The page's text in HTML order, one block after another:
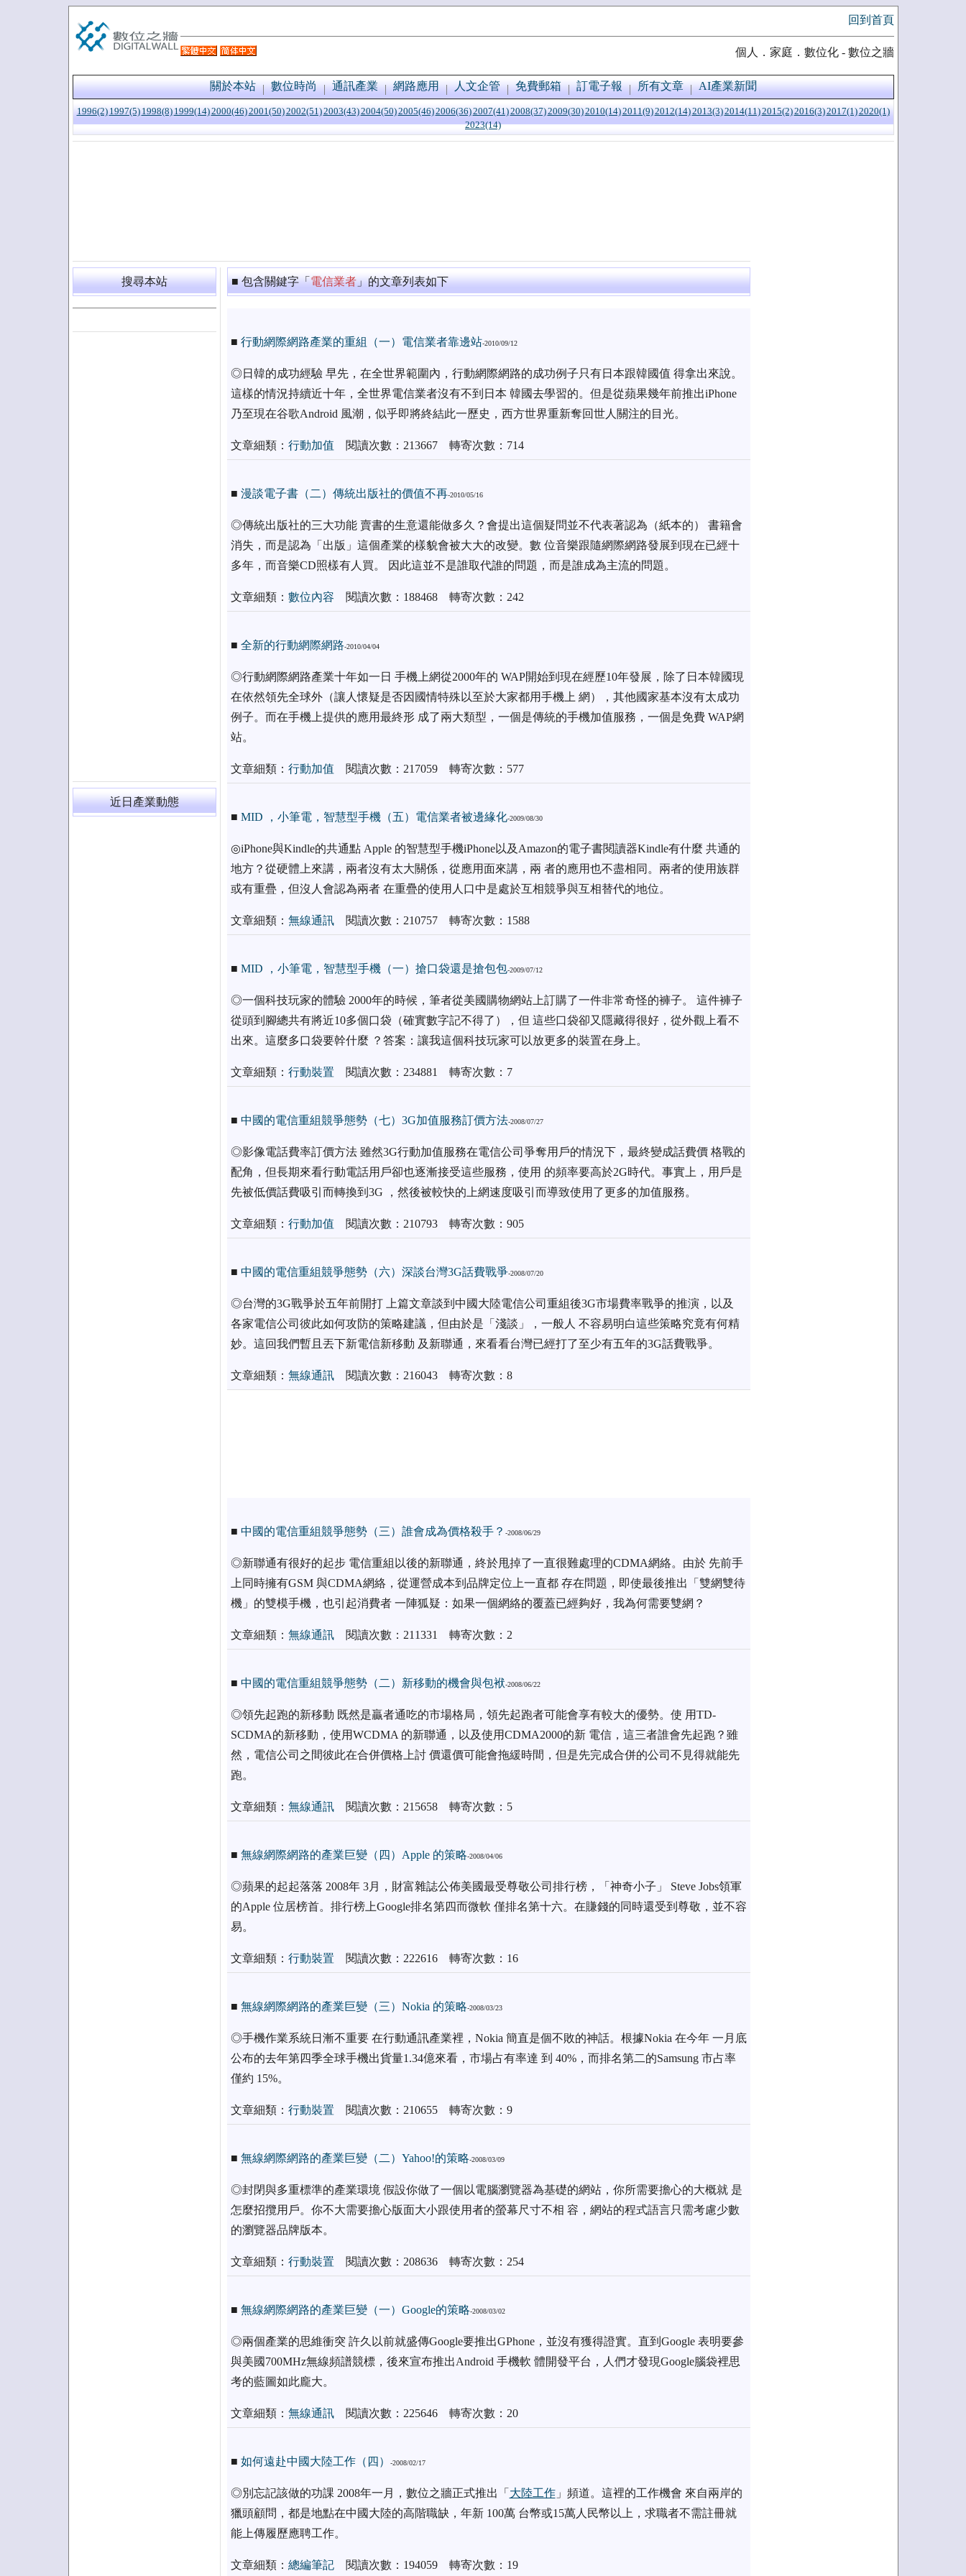
回到首頁
個人．家庭．數位化 - 數位之牆
關於本站 數位時尚 通訊產業 網路應用 人文企管 免費郵箱 訂電子報 所有文章 AI產業新聞
1996(2) 1997(5) 1998(8) 1999(14)2000(46)2001(50)2002(51)2003(43)2004(50)2005(46)2006(36)2007(41)2008(37)2009(30)2010(14)2011(9)2012(14)2013(3)2014(11)2015(2)2016(3)2017(1)2020(1)
2023(14)
搜尋本站
近日產業動態
■ 包含關鍵字「電信業者」的文章列表如下
■ 行動網際網路產業的重組（一）電信業者靠邊站-2010/09/12
◎日韓的成功經驗 早先，在全世界範圍內，行動網際網路的成功例子只有日本跟韓國值 得拿出來說。
這樣的情況持續近十年，全世界電信業者沒有不到日本 韓國去學習的。但是從蘋果幾年前推出iPhone
乃至現在谷歌Android 風潮，似乎即將終結此一歷史，西方世界重新奪回世人關注的目光。
文章細類： 行動加值 閱讀次數：213667 轉寄次數：714
■ 漫談電子書（二）傳統出版社的價值不再-2010/05/16
◎傳統出版社的三大功能 賣書的生意還能做多久？會提出這個疑問並不代表著認為（紙本的） 書籍會
消失，而是認為「出版」這個產業的樣貌會被大大的改變。數 位音樂跟隨網際網路發展到現在已經十
多年，而音樂CD照樣有人買。 因此這並不是誰取代誰的問題，而是誰成為主流的問題。
文章細類： 數位內容 閱讀次數：188468 轉寄次數：242
■ 全新的行動網際網路-2010/04/04
◎行動網際網路產業十年如一日 手機上網從2000年的 WAP開始到現在經歷10年發展，除了日本韓國現
在依然領先全球外（讓人懷疑是否因國情特殊以至於大家都用手機上 網），其他國家基本沒有太成功
例子。而在手機上提供的應用最終形 成了兩大類型，一個是傳統的手機加值服務，一個是免費 WAP網
站。
文章細類： 行動加值 閱讀次數：217059 轉寄次數：577
■ MID ，小筆電，智慧型手機（五）電信業者被邊緣化-2009/08/30
◎iPhone與Kindle的共通點 Apple 的智慧型手機iPhone以及Amazon的電子書閱讀器Kindle有什麼 共通的
地方？從硬體上來講，兩者沒有太大關係，從應用面來講，兩 者的應用也不盡相同。兩者的使用族群
或有重疊，但沒人會認為兩者 在重疊的使用人口中是處於互相競爭與互相替代的地位。
文章細類： 無線通訊閱讀次數：210757 轉寄次數：1588
■ MID ，小筆電，智慧型手機（一）搶口袋還是搶包包-2009/07/12
◎一個科技玩家的體驗 2000年的時候，筆者從美國購物網站上訂購了一件非常奇怪的褲子。 這件褲子
從頭到腳總共有將近10多個口袋（確實數字記不得了），但 這些口袋卻又隱藏得很好，從外觀上看不
出來。這麼多口袋要幹什麼 ？答案：讓我這個科技玩家可以放更多的裝置在身上。
文章細類： 行動裝置 閱讀次數：234881 轉寄次數：7
■ 中國的電信重組競爭態勢（七）3G加值服務訂價方法-2008/07/27
◎影像電話費率訂價方法 雖然3G行動加值服務在電信公司爭奪用戶的情況下，最終變成話費價 格戰的
配角，但長期來看行動電話用戶卻也逐漸接受這些服務，使用 的頻率要高於2G時代。事實上，用戶是
先被低價話費吸引而轉換到3G ，然後被較快的上網速度吸引而導致使用了更多的加值服務。
文章細類： 行動加值 閱讀次數：210793 轉寄次數：905
■ 中國的電信重組競爭態勢（六）深談台灣3G話費戰爭-2008/07/20
◎台灣的3G戰爭於五年前開打 上篇文章談到中國大陸電信公司重組後3G市場費率戰爭的推演，以及
各家電信公司彼此如何攻防的策略建議，但由於是「淺談」，一般人 不容易明白這些策略究竟有何精
妙。這回我們暫且丟下新電信新移動 及新聯通，來看看台灣已經打了至少有五年的3G話費戰爭。
文章細類： 無線通訊閱讀次數：216043 轉寄次數：8
■ 中國的電信重組競爭態勢（三）誰會成為價格殺手？ -2008/06/29
◎新聯通有很好的起步 電信重組以後的新聯通，終於甩掉了一直很難處理的CDMA網絡。由於 先前手
上同時擁有GSM 與CDMA網絡，從運營成本到品牌定位上一直都 存在問題，即使最後推出「雙網雙待
機」的雙模手機，也引起消費者 一陣狐疑：如果一個網絡的覆蓋已經夠好，我為何需要雙網？
文章細類： 無線通訊閱讀次數：211331 轉寄次數：2
■ 中國的電信重組競爭態勢（二）新移動的機會與包袱-2008/06/22
◎領先起跑的新移動 既然是贏者通吃的市場格局，領先起跑者可能會享有較大的優勢。使 用TD-
SCDMA的新移動，使用WCDMA 的新聯通，以及使用CDMA2000的新 電信，這三者誰會先起跑？雖
然，電信公司之間彼此在合併價格上討 價還價可能會拖緩時間，但是先完成合併的公司不見得就能先
跑。
文章細類： 無線通訊閱讀次數：215658 轉寄次數：5
■ 無線網際網路的產業巨變（四）Apple 的策略-2008/04/06
◎蘋果的起起落落 2008年 3月，財富雜誌公佈美國最受尊敬公司排行榜，「神奇小子」 Steve Jobs領軍
的Apple 位居榜首。排行榜上Google排名第四而微軟 僅排名第十六。在賺錢的同時還受到尊敬，並不容
易。
文章細類： 行動裝置 閱讀次數：222616 轉寄次數：16
■ 無線網際網路的產業巨變（三）Nokia 的策略-2008/03/23
◎手機作業系統日漸不重要 在行動通訊產業裡，Nokia 簡直是個不敗的神話。根據Nokia 在今年 一月底
公布的去年第四季全球手機出貨量1.34億來看，市場占有率達 到 40%，而排名第二的Samsung 市占率
僅約 15%。
文章細類： 行動裝置 閱讀次數：210655 轉寄次數：9
■ 無線網際網路的產業巨變（二）Yahoo!的策略-2008/03/09
◎封閉與多重標準的產業環境 假設你做了一個以電腦瀏覽器為基礎的網站，你所需要擔心的大概就 是
怎麼招攬用戶。你不大需要擔心版面大小跟使用者的螢幕尺寸不相 容，網站的程式語言只需考慮少數
的瀏覽器品牌版本。
文章細類： 行動裝置 閱讀次數：208636 轉寄次數：254
■ 無線網際網路的產業巨變（一）Google的策略-2008/03/02
◎兩個產業的思維衝突 許久以前就盛傳Google要推出GPhone，並沒有獲得證實。直到Google 表明要參
與美國700MHz無線頻譜競標，後來宣布推出Android 手機軟 體開發平台，人們才發現Google腦袋裡思
考的藍圖如此龐大。
文章細類： 無線通訊閱讀次數：225646 轉寄次數：20
■ 如何遠赴中國大陸工作（四） -2008/02/17
◎別忘記該做的功課 2008年一月，數位之牆正式推出「 大陸工作」頻道。這裡的工作機會 來自兩岸的
獵頭顧問，都是地點在中國大陸的高階職缺，年新 100萬 台幣或15萬人民幣以上，求職者不需註冊就
能上傳履歷應聘工作。
文章細類： 總編筆記閱讀次數：194059 轉寄次數：19